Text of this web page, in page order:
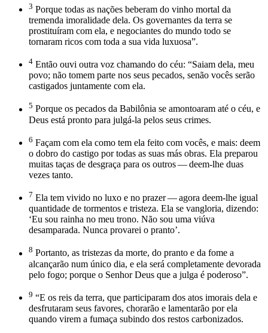
3 Porque todas as nações beberam do vinho mortal da
tremenda imoralidade dela. Os governantes da terra se
prostituíram com ela, e negociantes do mundo todo se
tornaram ricos com toda a sua vida luxuosa”.
4 Então ouvi outra voz chamando do céu: “Saiam dela, meu
povo; não tomem parte nos seus pecados, senão vocês serão
castigados juntamente com ela.
5 Porque os pecados da Babilônia se amontoaram até o céu, e
Deus está pronto para julgá-la pelos seus crimes.
6 Façam com ela como tem ela feito com vocês, e mais: deem
o dobro do castigo por todas as suas más obras. Ela preparou
muitas taças de desgraça para os outros — deem-lhe duas
vezes tanto.
7 Ela tem vivido no luxo e no prazer — agora deem-lhe igual
quantidade de tormentos e tristeza. Ela se vangloria, dizendo:
‘Eu sou rainha no meu trono. Não sou uma viúva
desamparada. Nunca provarei o pranto’.
8 Portanto, as tristezas da morte, do pranto e da fome a
alcançarão num único dia, e ela será completamente devorada
pelo fogo; porque o Senhor Deus que a julga é poderoso”.
9 “E os reis da terra, que participaram dos atos imorais dela e
desfrutaram seus favores, chorarão e lamentarão por ela
quando virem a fumaça subindo dos restos carbonizados.